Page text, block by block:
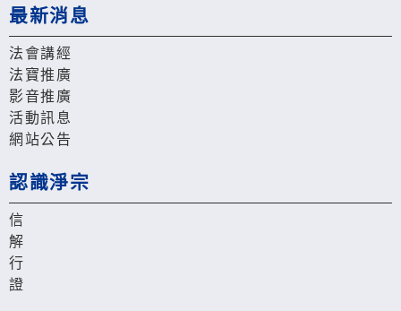
最新消息
法會講經
法寶推廣
影音推廣
活動訊息
網站公告
認識淨宗
信
解
行
證